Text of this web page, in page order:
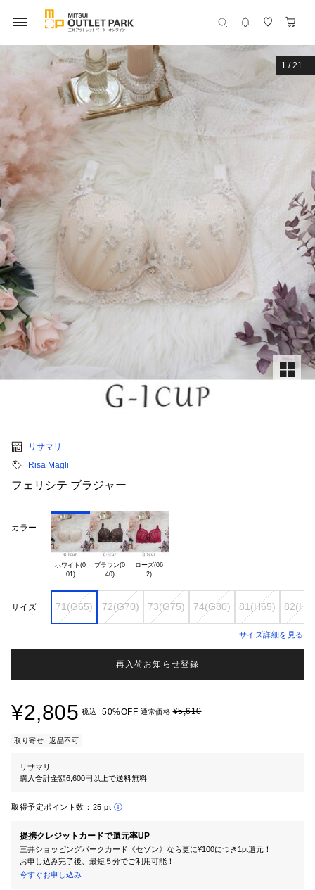
1 /21
リサマリ
Risa Magli
フェリシテ ブラジャー
カラー
ホワイト(0
01)
ブラウン(0
40)
ローズ(06
サイズ 71(G65) 72(G70) 73(G75) 74(G80) 81(H65)
サイズ詳細を見る
再入荷お知らせ登録
¥2,805 税込 50%OFF 通常価格¥5,610
取り寄せ 返品不可
リサマリ
購入合計金額6,600円以上で送料無料
取得予定ポイント数： 25 pt
提携クレジットカードで還元率UP
三井ショッピングパークカード《セゾン》なら更に¥100につき1pt還元！
お申し込み完了後、最短５分でご利用可能！
今すぐお申し込み